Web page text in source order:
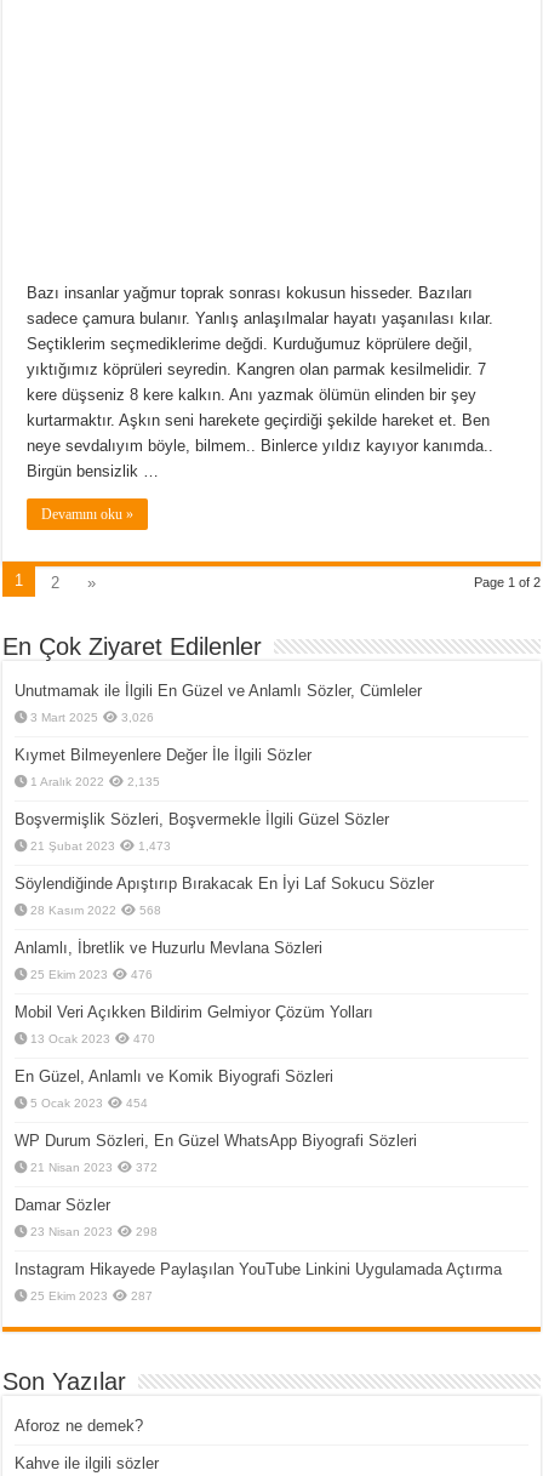
Bazı insanlar yağmur toprak sonrası kokusun hisseder. Bazıları
sadece çamura bulanır. Yanlış anlaşılmalar hayatı yaşanılası kılar.
Seçtiklerim seçmediklerime değdi. Kurduğumuz köprülere değil,
yıktığımız köprüleri seyredin. Kangren olan parmak kesilmelidir. 7
kere düşseniz 8 kere kalkın. Anı yazmak ölümün elinden bir şey
kurtarmaktır. Aşkın seni harekete geçirdiği şekilde hareket et. Ben
neye sevdalıyım böyle, bilmem.. Binlerce yıldız kayıyor kanımda..
Birgün bensizlik …
Devamını oku »
Page 1 of 2
1 2 »
En Çok Ziyaret Edilenler
Unutmamak ile İlgili En Güzel ve Anlamlı Sözler, Cümleler
3 Mart 2025 3,026
Kıymet Bilmeyenlere Değer İle İlgili Sözler
1 Aralık 2022 2,135
Boşvermişlik Sözleri, Boşvermekle İlgili Güzel Sözler
21 Şubat 2023 1,473
Söylendiğinde Apıştırıp Bırakacak En İyi Laf Sokucu Sözler
28 Kasım 2022 568
Anlamlı, İbretlik ve Huzurlu Mevlana Sözleri
25 Ekim 2023 476
Mobil Veri Açıkken Bildirim Gelmiyor Çözüm Yolları
13 Ocak 2023 470
En Güzel, Anlamlı ve Komik Biyografi Sözleri
5 Ocak 2023 454
WP Durum Sözleri, En Güzel WhatsApp Biyografi Sözleri
21 Nisan 2023 372
Damar Sözler
23 Nisan 2023 298
Instagram Hikayede Paylaşılan YouTube Linkini Uygulamada Açtırma
25 Ekim 2023 287
Son Yazılar
Aforoz ne demek?
Kahve ile ilgili sözler